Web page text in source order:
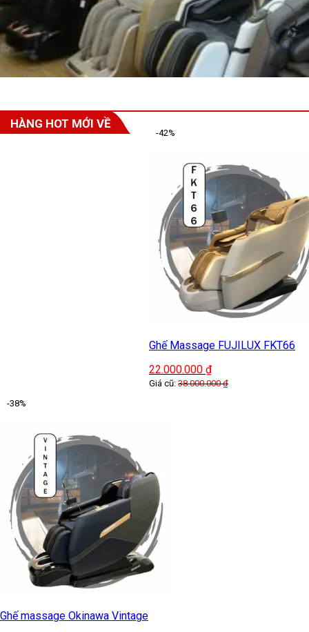
HÀNG HOT MỚI VỀ
-42%
Ghế Massage FUJILUX FKT66
22.000.000 ₫
Giá cũ: 38.000.000₫
-38%
Ghế massage Okinawa Vintage